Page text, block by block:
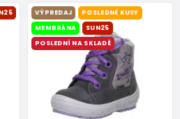
VÝPREDAJ
POSLEDNÉ KUSY
MEMBRÁNA
SUN25
POSLEDNÍ NA SKLADĚ